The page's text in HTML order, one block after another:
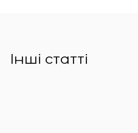
Інші статті